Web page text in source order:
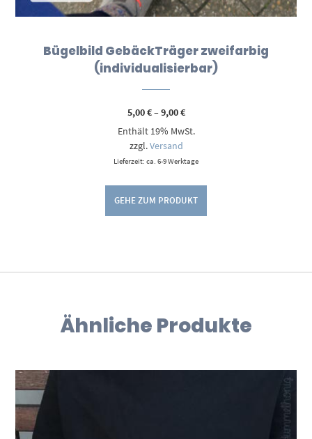
Bügelbild GebäckTräger zweifarbig
(individualisierbar)
5,00€–9,00€Preisspanne:
bis
Enthält 19% MwSt.
zzgl.Versand
Lieferzeit: ca. 6-9 Werktage
GEHE ZUM PRODUKT
Ähnliche Produkte